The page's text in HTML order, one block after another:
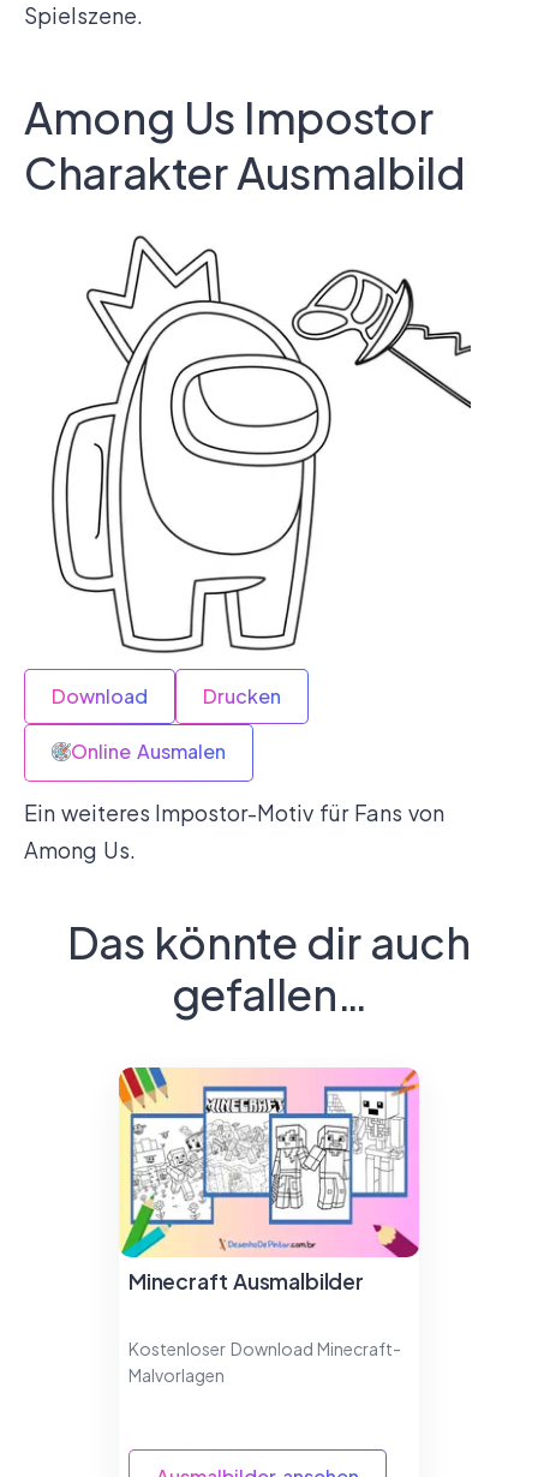
Spielszene.
Among Us Impostor
Charakter Ausmalbild
Download Drucken
Online Ausmalen
Ein weiteres Impostor-Motiv für Fans von
Among Us.
Das könnte dir auch
gefallen…
Minecraft Ausmalbilder
Kostenloser Download Minecraft-
Malvorlagen